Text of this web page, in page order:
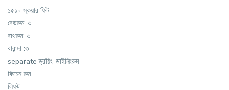
১৫১০ স্কয়ার ফিট
বেডরুম :৩
বাথরুম :৩
বারান্দা :৩
separate ড্রয়িং, ডাইনিংরুম
কিচেন রুম
লিফট